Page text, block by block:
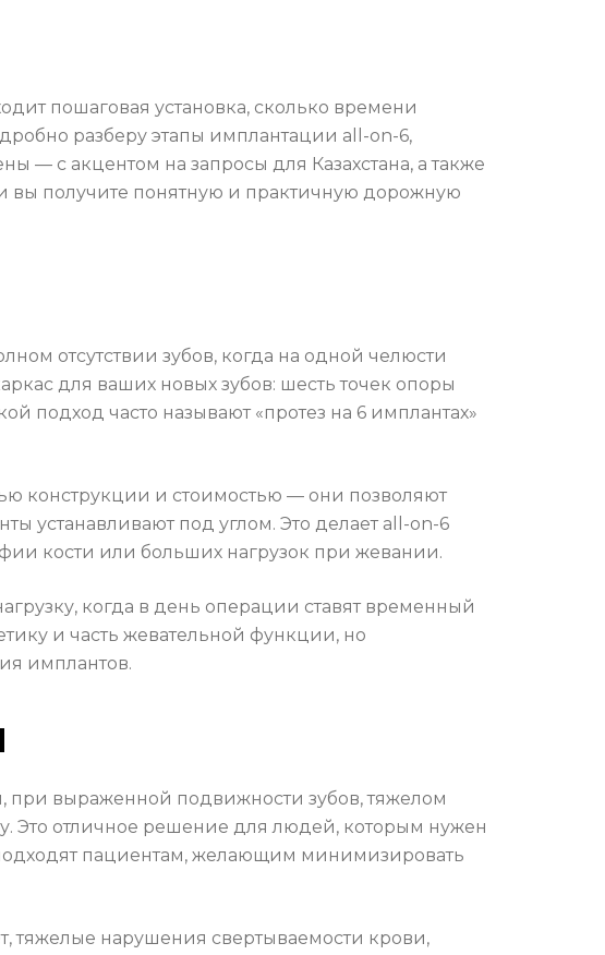
пошаговая установка, сколько времени
разберу этапы имплантации all-on-6,
— с акцентом на запросы для Казахстана, а также
вы получите понятную и практичную дорожную
отсутствии зубов, когда на одной челюсти
для ваших новых зубов: шесть точек опоры
подход часто называют «протез на 6 имплантах»
конструкции и стоимостью — они позволяют
устанавливают под углом. Это делает all-on-6
кости или больших нагрузок при жевании.
когда в день операции ставят временный
и часть жевательной функции, но
имплантов.
при выраженной подвижности зубов, тяжелом
Это отличное решение для людей, которым нужен
пациентам, желающим минимизировать
тяжелые нарушения свертываемости крови,